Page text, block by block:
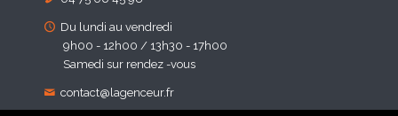
Du lundi au vendredi
9h00 - 12h00 / 13h30 - 17h00
Samedi sur rendez -vous
contact@lagenceur.fr